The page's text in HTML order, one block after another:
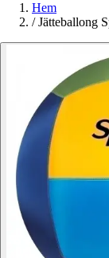
Hem
/ Jätteballong